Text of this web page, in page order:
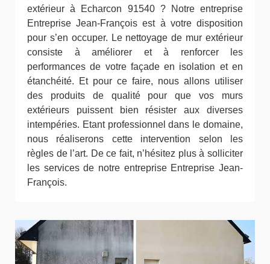
extérieur à Echarcon 91540 ? Notre entreprise
Entreprise Jean-François est à votre disposition
pour s’en occuper. Le nettoyage de mur extérieur
consiste à améliorer et à renforcer les
performances de votre façade en isolation et en
étanchéité. Et pour ce faire, nous allons utiliser
des produits de qualité pour que vos murs
extérieurs puissent bien résister aux diverses
intempéries. Etant professionnel dans le domaine,
nous réaliserons cette intervention selon les
règles de l’art. De ce fait, n’hésitez plus à solliciter
les services de notre entreprise Entreprise Jean-
François.